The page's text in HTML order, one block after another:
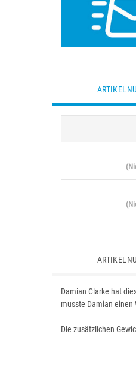
Damian Clarke hat
musste Damian einen
Die zusätzlichen